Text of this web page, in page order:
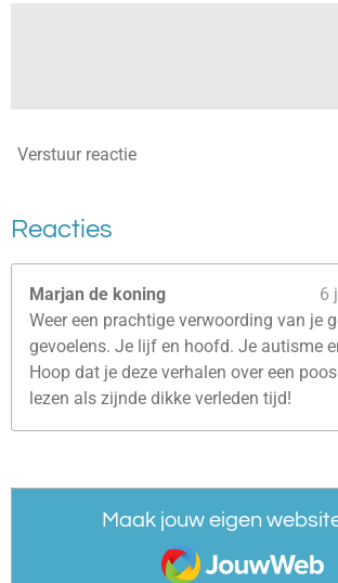
Verstuur reactie
Reacties
Marjan de koning
6
Weer een prachtige verwoording van je
gevoelens. Je lijf en hoofd. Je autisme
Hoop dat je deze verhalen over een
lezen als zijnde dikke verleden tijd!
Maak jouw eigen
JouwWeb